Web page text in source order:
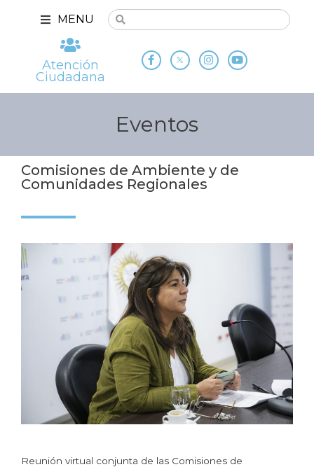
MENU
Atención
Ciudadana
Eventos
Comisiones de Ambiente y de
Comunidades Regionales
Reunión virtual conjunta de las Comisiones de